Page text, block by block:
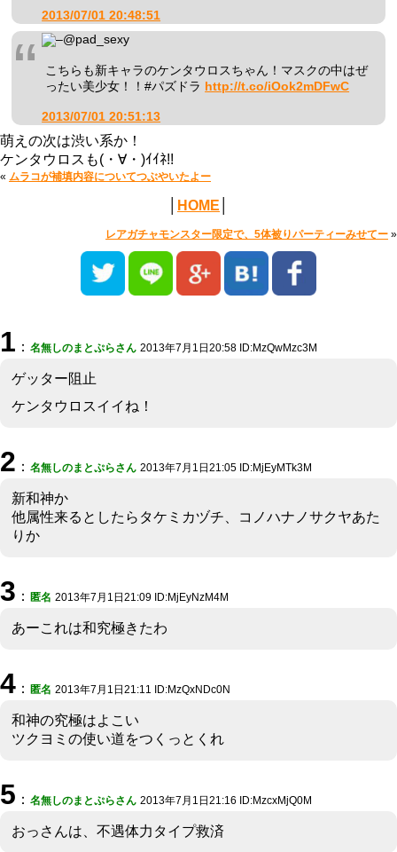
2013/07/01 20:48:51
–@pad_sexy
こちらも新キャラのケンタウロスちゃん！マスクの中はぜ
ったい美少女！！#パズドラ http://t.co/iOok2mDFwC
2013/07/01 20:51:13
萌えの次は渋い系か！
ケンタウロスも(・∀・)ｲｲﾈ!!
« ムラコが補填内容についてつぶやいたよー
HOME
レアガチャモンスター限定で、5体被りパーティーみせてー »
1 ： 名無しのまとぷらさん 2013年7月1日20:58 ID:MzQwMzc3M
ゲッター阻止
ケンタウロスイイね！
2 ： 名無しのまとぷらさん 2013年7月1日21:05 ID:MjEyMTk3M
新和神か
他属性来るとしたらタケミカヅチ、コノハナノサクヤあた
りか
3 ： 匿名 2013年7月1日21:09 ID:MjEyNzM4M
あーこれは和究極きたわ
4 ： 匿名 2013年7月1日21:11 ID:MzQxNDc0N
和神の究極はよこい
ツクヨミの使い道をつくっとくれ
5 ： 名無しのまとぷらさん 2013年7月1日21:16 ID:MzcxMjQ0M
おっさんは、不遇体力タイプ救済